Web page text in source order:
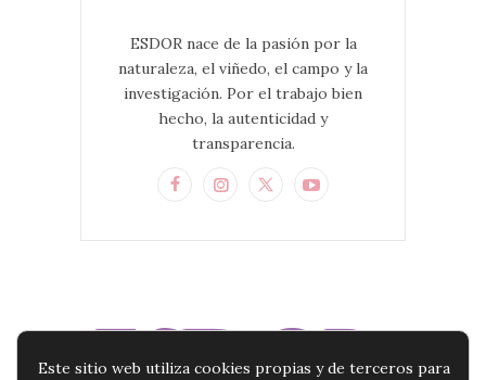
ESDOR nace de la pasión por la
naturaleza, el viñedo, el campo y la
investigación. Por el trabajo bien
hecho, la autenticidad y
transparencia.
Este sitio web utiliza cookies propias y de terceros para